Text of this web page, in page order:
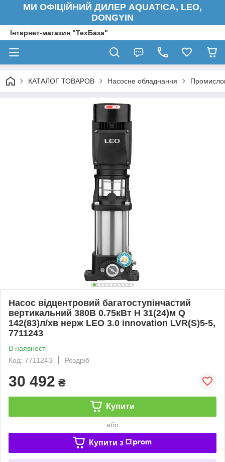
МИ ОФІЦІЙНИЙ ДИЛЕР AQUATICA, LEO,
DONGYIN
Інтернет-магазин "ТехБаза"
КАТАЛОГ ТОВАРОВ Насосне обладнання
Насос відцентровий багатоступінчастий
вертикальний 380В 0.75кВт H 31(24)м Q
142(83)л/хв нерж LEO 3.0 innovation LVR(S)5-5,
7711243
В наявності
Код: 7711243
Роздріб
30 492 ₴
Купити
або
Купити з